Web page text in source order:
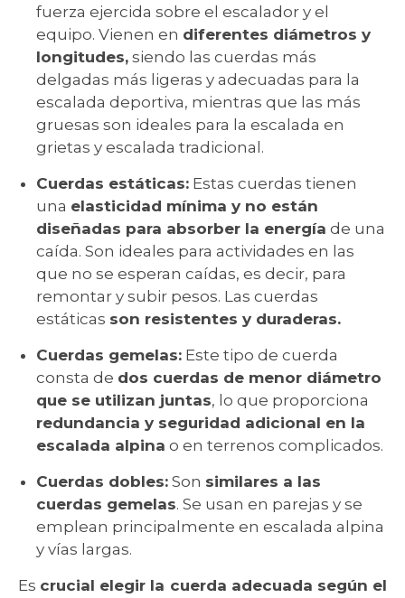
fuerza ejercida sobre el escalador y el
equipo. Vienen en diferentes diámetros y
longitudes, siendo las cuerdas más
delgadas más ligeras y adecuadas para la
escalada deportiva, mientras que las más
gruesas son ideales para la escalada en
grietas y escalada tradicional.
Cuerdas estáticas: Estas cuerdas tienen
una elasticidad mínima y no están
diseñadas para absorber la energía de una
caída. Son ideales para actividades en las
que no se esperan caídas, es decir, para
remontar y subir pesos. Las cuerdas
estáticas son resistentes y duraderas.
Cuerdas gemelas: Este tipo de cuerda
consta de dos cuerdas de menor diámetro
que se utilizan juntas, lo que proporciona
redundancia y seguridad adicional en la
escalada alpina o en terrenos complicados.
Cuerdas dobles: Son similares a las
cuerdas gemelas. Se usan en parejas y se
emplean principalmente en escalada alpina
y vías largas.
Es crucial elegir la cuerda adecuada según el